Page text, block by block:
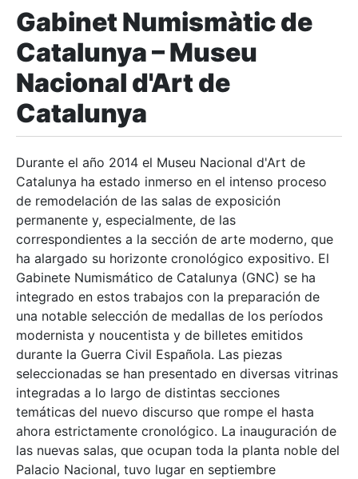
Gabinet Numismàtic de
Catalunya –Museu
Nacional d'Art de
Catalunya
Durante el año 2014 el Museu Nacional d'Art de
Catalunya ha estado inmerso en el intenso proceso
de remodelación de las salas de exposición
permanente y, especialmente, de las
correspondientes a la sección de arte moderno, que
ha alargado su horizonte cronológico expositivo. El
Gabinete Numismático de Catalunya (GNC) se ha
integrado en estos trabajos con la preparación de
una notable selección de medallas de los períodos
modernista y noucentista y de billetes emitidos
durante la Guerra Civil Española. Las piezas
seleccionadas se han presentado en diversas vitrinas
integradas a lo largo de distintas secciones
temáticas del nuevo discurso que rompe el hasta
ahora estrictamente cronológico. La inauguración de
las nuevas salas, que ocupan toda la planta noble del
Palacio Nacional, tuvo lugar en septiembre